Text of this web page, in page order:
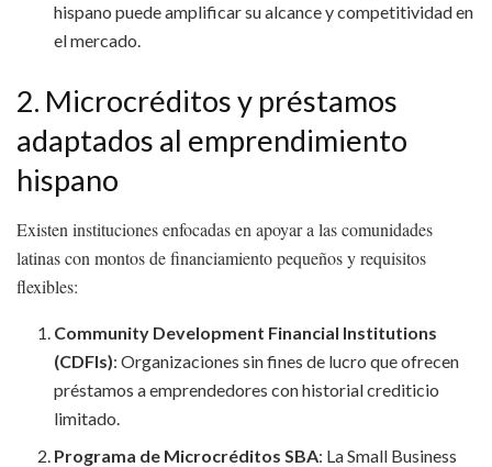
hispano puede amplificar su alcance y competitividad en
el mercado.
2. Microcréditos y préstamos
adaptados al emprendimiento
hispano
Existen instituciones enfocadas en apoyar a las comunidades
latinas con montos de financiamiento pequeños y requisitos
flexibles:
Community Development Financial Institutions
(CDFIs): Organizaciones sin fines de lucro que ofrecen
préstamos a emprendedores con historial crediticio
limitado.
Programa de Microcréditos SBA: La Small Business